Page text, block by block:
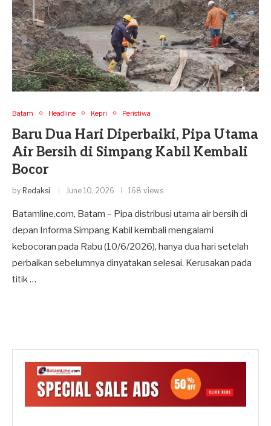
Batam Headline Kepri Peristiwa
Baru Dua Hari Diperbaiki, Pipa Utama
Air Bersih di Simpang Kabil Kembali
Bocor
by Redaksi June 10, 2026 168 views
Batamline.com, Batam – Pipa distribusi utama air bersih di
depan Informa Simpang Kabil kembali mengalami
kebocoran pada Rabu (10/6/2026), hanya dua hari setelah
perbaikan sebelumnya dinyatakan selesai. Kerusakan pada
titik …